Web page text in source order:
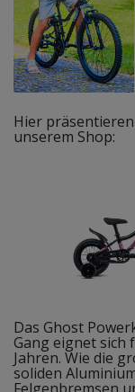
Hier
unserem Shop:
Das Ghost
Gang eignet sich
Jahren. Wie die
soliden